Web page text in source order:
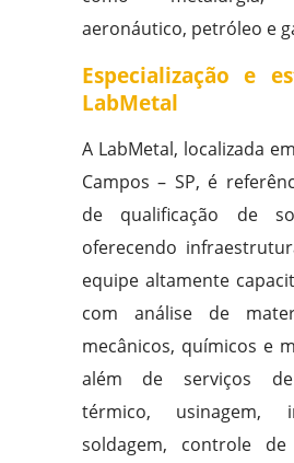
aeronáutico, petróleo e
Especialização e
LabMetal
A LabMetal, localizada
Campos – SP, é
de qualificação de
oferecendo
equipe altamente
com análise de
mecânicos, químicos e
além de serviços
térmico, usinagem,
soldagem, controle